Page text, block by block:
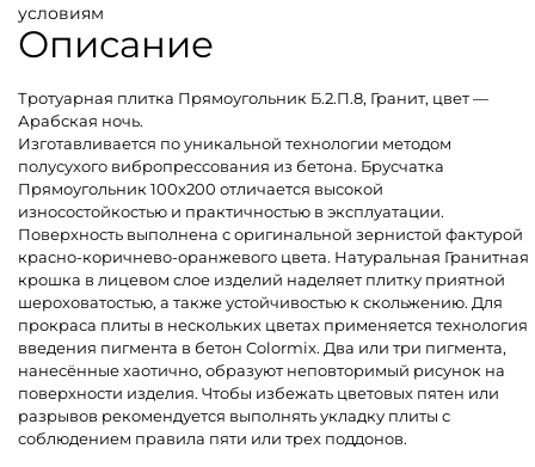
условиям
Описание
Тротуарная плитка Прямоугольник Б.2.П.8, Гранит, цвет —
Арабская ночь.
Изготавливается по уникальной технологии методом
полусухого вибропрессования из бетона. Брусчатка
Прямоугольник 100х200 отличается высокой
износостойкостью и практичностью в эксплуатации.
Поверхность выполнена с оригинальной зернистой фактурой
красно-коричнево-оранжевого цвета. Натуральная Гранитная
крошка в лицевом слое изделий наделяет плитку приятной
шероховатостью, а также устойчивостью к скольжению. Для
прокраса плиты в нескольких цветах применяется технология
введения пигмента в бетон Colormix. Два или три пигмента,
нанесённые хаотично, образуют неповторимый рисунок на
поверхности изделия. Чтобы избежать цветовых пятен или
разрывов рекомендуется выполнять укладку плиты с
соблюдением правила пяти или трех поддонов.